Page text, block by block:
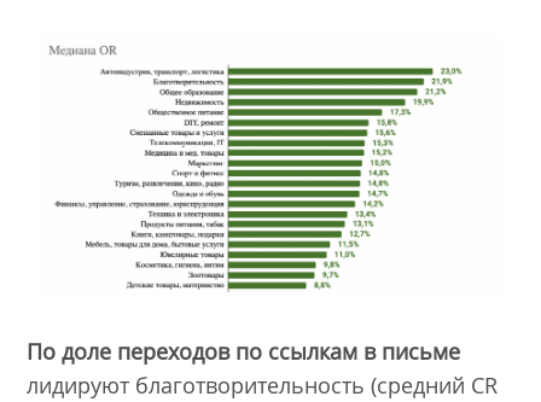
По доле переходов по ссылкам в письме
лидируют благотворительность (средний CR